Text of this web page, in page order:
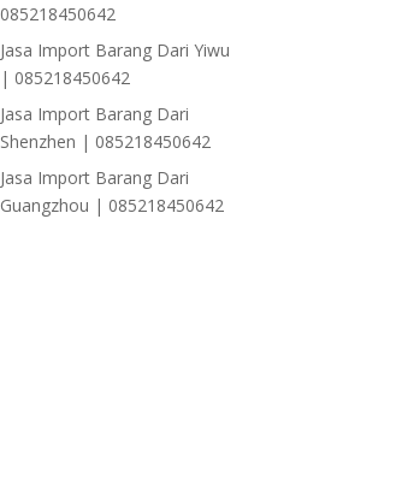
085218450642
Jasa Import Barang Dari Yiwu
| 085218450642
Jasa Import Barang Dari
Shenzhen | 085218450642
Jasa Import Barang Dari
Guangzhou | 085218450642